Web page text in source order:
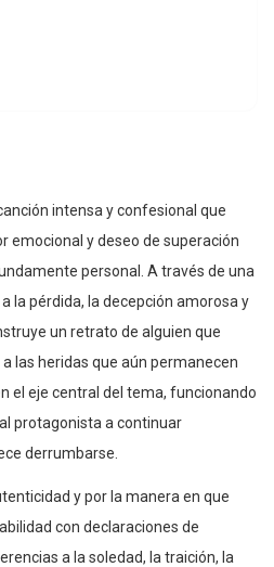
intensa y confesional que
emocional y deseo de superación
personal. A través de una
la pérdida, la decepción amorosa y
un retrato de alguien que
las heridas que aún permanecen
el eje central del tema, funcionando
protagonista a continuar
derrumbarse.
y por la manera en que
con declaraciones de
a la soledad, la traición, la